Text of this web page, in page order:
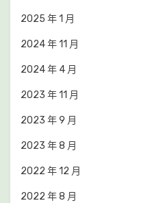
2025 年 1 月
2024 年 11 月
2024 年 4 月
2023 年 11 月
2023 年 9 月
2023 年 8 月
2022 年 12 月
2022 年 8 月